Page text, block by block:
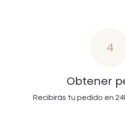
4
Obtener
Recibirás tu pedido en